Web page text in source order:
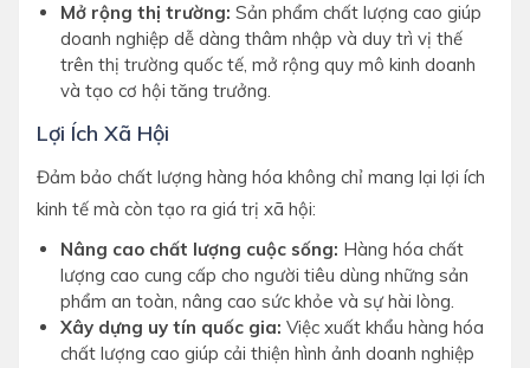
Mở rộng thị trường: Sản phẩm chất lượng cao giúp
doanh nghiệp dễ dàng thâm nhập và duy trì vị thế
trên thị trường quốc tế, mở rộng quy mô kinh doanh
và tạo cơ hội tăng trưởng.
Lợi Ích Xã Hội
Đảm bảo chất lượng hàng hóa không chỉ mang lại lợi ích
kinh tế mà còn tạo ra giá trị xã hội:
Nâng cao chất lượng cuộc sống: Hàng hóa chất
lượng cao cung cấp cho người tiêu dùng những sản
phẩm an toàn, nâng cao sức khỏe và sự hài lòng.
Xây dựng uy tín quốc gia: Việc xuất khẩu hàng hóa
chất lượng cao giúp cải thiện hình ảnh doanh nghiệp